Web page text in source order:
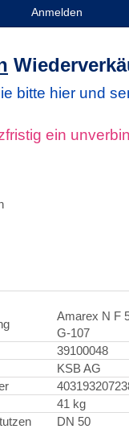
Anmelden
bitte hier und
ein
Amarex N F
G-107
39100048
KSB AG
41 kg
DN 50